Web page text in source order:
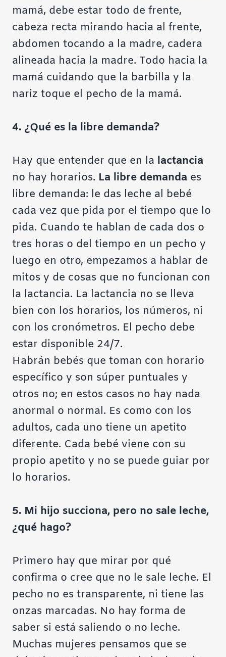
mamá, debe estar todo de frente,
cabeza recta mirando hacia al frente,
abdomen tocando a la madre, cadera
alineada hacia la madre. Todo hacia la
mamá cuidando que la barbilla y la
nariz toque el pecho de la mamá.
4. ¿Qué es la libre demanda?
Hay que entender que en la lactancia
no hay horarios. La libre demanda es
libre demanda: le das leche al bebé
cada vez que pida por el tiempo que lo
pida. Cuando te hablan de cada dos o
tres horas o del tiempo en un pecho y
luego en otro, empezamos a hablar de
mitos y de cosas que no funcionan con
la lactancia. La lactancia no se lleva
bien con los horarios, los números, ni
con los cronómetros. El pecho debe
estar disponible 24/7.
Habrán bebés que toman con horario
específico y son súper puntuales y
otros no; en estos casos no hay nada
anormal o normal. Es como con los
adultos, cada uno tiene un apetito
diferente. Cada bebé viene con su
propio apetito y no se puede guiar por
lo horarios.
5. Mi hijo succiona, pero no sale leche,
¿qué hago?
Primero hay que mirar por qué
confirma o cree que no le sale leche. El
pecho no es transparente, ni tiene las
onzas marcadas. No hay forma de
saber si está saliendo o no leche.
Muchas mujeres pensamos que se